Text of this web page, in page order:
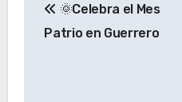
de
🌞Celebra el Mes
Patrio en Guerrero